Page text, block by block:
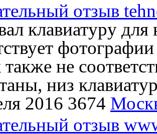
отзыв
клавиатуру
не
низ
2016 3674
отзыв